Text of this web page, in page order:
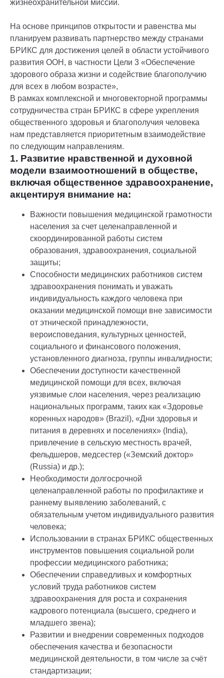
жизнеохранительной миссии.
На основе принципов открытости и равенства мы
планируем развивать партнерство между странами
БРИКС для достижения целей в области устойчивого
развития ООН, в частности Цели 3 «Обеспечение
здорового образа жизни и содействие благополучию
для всех в любом возрасте»,
В рамках комплексной и многовекторной программы
сотрудничества стран БРИКС в сфере укрепления
общественного здоровья и благополучия человека
нам представляется приоритетным взаимодействие
по следующим направлениям.
1. Развитие нравственной и духовной
модели взаимоотношений в обществе,
включая общественное здравоохранение,
акцентируя внимание на:
Важности повышения медицинской грамотности
населения за счет целенаправленной и
скоординированной работы систем
образования, здравоохранения, социальной
защиты;
Способности медицинских работников систем
здравоохранения понимать и уважать
индивидуальность каждого человека при
оказании медицинской помощи вне зависимости
от этнической принадлежности,
вероисповедания, культурных ценностей,
социального и финансового положения,
установленного диагноза, группы инвалидности;
Обеспечении доступности качественной
медицинской помощи для всех, включая
уязвимые слои населения, через реализацию
национальных программ, таких как «Здоровье
коренных народов» (Brazil), «Дни здоровья и
питания в деревнях и поселениях» (India),
привлечение в сельскую местность врачей,
фельдшеров, медсестер («Земский доктор»
(Russia) и др.);
Необходимости долгосрочной
целенаправленной работы по профилактике и
раннему выявлению заболеваний, с
обязательным учетом индивидуального развития
человека;
Использовании в странах БРИКС общественных
инструментов повышения социальной роли
профессии медицинского работника;
Обеспечении справедливых и комфортных
условий труда работников систем
здравоохранения для роста и сохранения
кадрового потенциала (высшего, среднего и
младшего звена);
Развитии и внедрении современных подходов
обеспечения качества и безопасности
медицинской деятельности, в том числе за счёт
стандартизации;